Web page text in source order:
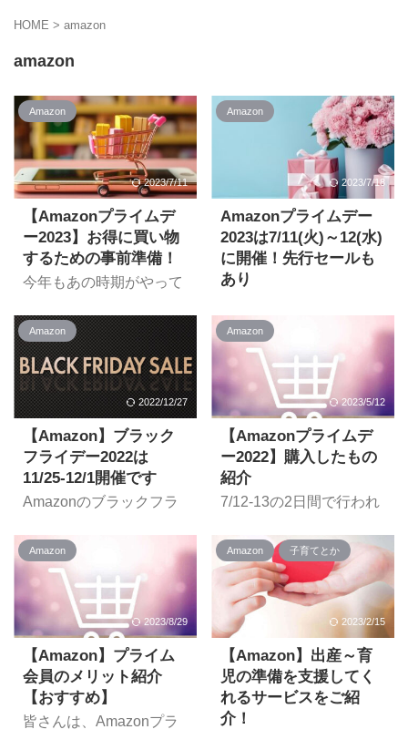
HOME > amazon
amazon
Amazon
2023/7/11
【Amazonプライムデ
ー2023】お得に買い物
するための事前準備！
今年もあの時期がやって
のプライムデー。
Amazonのプライムデー
2023は2023/7/12-13の2
日間で開催されることが
発表されています。 より
お得に買い物するため
に、準備できることはや
っておきましょう！ 【事
前準備】プライム会員に
なる ※無料体験でもOK
プライムデーはプライム
で、まずはプライム会員
になりましょう。 ※一般
会員でもページを見るこ
とは出来ますが、セール
対象にはなりません。
Amazonプライム 30日間
の無料体験はこちらか
ら！ プライム ...
Amazon
2023/7/18
Amazonプライムデー
2023は7/11(火)～12(水)
に開催！先行セールも
あり
向けビッグセール「プラ
イムデー」。今年は
7/11(火)～12(水)の2日間
で開催されることが発表
されています。 セールや
キャンペーンが目白押し
のプライムデー。今年は
どうなっているのか、そ
の内容を見ていきましょ
う。 「Amazonプライム
デー」とは？
Amazon.co.jp | Amazon
Prime Day（プライムデ
ー）2023 より プライム
デー(Prime Day)は、
Amazonで毎年6～7月に
開催されるプライム会員
を対象としたビッグセー
ルです。 始まりは2015
年で ...
Amazon
2022/12/27
【Amazon】ブラック
フライデー2022は
11/25-12/1開催です
Amazonのブラックフラ
2022/11/25(金)0:00-
12/1(木)23:59の7日間で
開催されることが発表さ
れています。 セールやキ
ャンペーンが目白押しの
ブラックフライデー。そ
の内容を見ていきましょ
う。 Amazonブラックフ
ライデー2022 Amazon
ブラックフライデー
2022 | さぁ、ビッグセー
Amazon
2023/5/12
【Amazonプライムデ
ー2022】購入したもの
紹介
7/12-13の2日間で行われ
イムデー。 私が購入した
ものをご紹介します。備
忘録のほか、参考になれ
ば幸いです。・・・なる
かな？ 【ロボット掃除
機】Anker Eufy RoboVac
G30 今回1番欲しかった
のがロボット掃除機。 リ
ンク ￥29,990 → セール
時購入価格：¥20,990 今
使っている掃除機が吸い
Amazon
2023/8/29
【Amazon】プライム
会員のメリット紹介
【おすすめ】
皆さんは、Amazonプラ
Amazon 子育てとか
2023/2/15
【Amazon】出産～育
児の準備を支援してく
れるサービスをご紹
介！